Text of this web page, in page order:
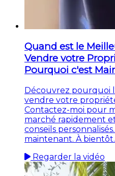
Quand est le
Vendre votre
Pourquoi c'est
Découvrez pourquoi
vendre votre
Contactez-moi pour
marché rapidement
conseils
maintenant. À bientôt.
Regarder la vidéo